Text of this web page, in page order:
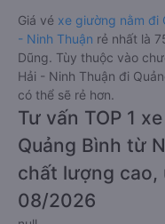
Giá vé xe giường nằm đi
- Ninh Thuận rẻ nhất là
Dũng. Tùy thuộc vào
Hải - Ninh Thuận đi
có thể sẽ rẻ hơn.
Tư vấn TOP 1
Quảng Bình từ
chất lượng cao,
08/2026